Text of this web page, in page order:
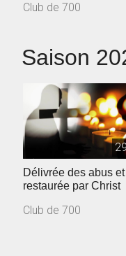
Club de 700
Saison
Délivrée des abus et
restaurée par Christ
Club de 700